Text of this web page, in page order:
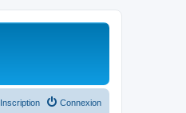
Connexion
Inscription